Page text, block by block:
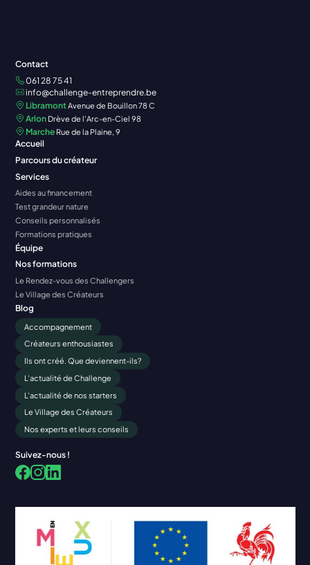
Contact
061 28 75 41
info@challenge-entreprendre.be
LibramontAvenue de Bouillon 78 C
Arlon Drève de l'Arc-en-Ciel 98
Marche Rue de la Plaine, 9
Accueil
Parcours du créateur
Services
Aides au financement
Test grandeur nature
Conseils personnalisés
Formations pratiques
Équipe
Nos formations
Le Rendez-vous des Challengers
Le Village des Créateurs
Blog
Accompagnement
Créateurs enthousiastes
Ils ont créé. Que deviennent-ils?
L'actualité de Challenge
L'actualité de nos starters
Le Village des Créateurs
Nos experts et leurs conseils
Suivez-nous !